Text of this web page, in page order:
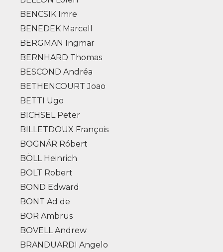
BENCSIK Imre
BENEDEK Marcell
BERGMAN Ingmar
BERNHARD Thomas
BESCOND Andréa
BETHENCOURT Joao
BETTI Ugo
BICHSEL Peter
BILLETDOUX François
BOGNÁR Róbert
BÖLL Heinrich
BOLT Robert
BOND Edward
BONT Ad de
BOR Ambrus
BOVELL Andrew
BRANDUARDI Angelo